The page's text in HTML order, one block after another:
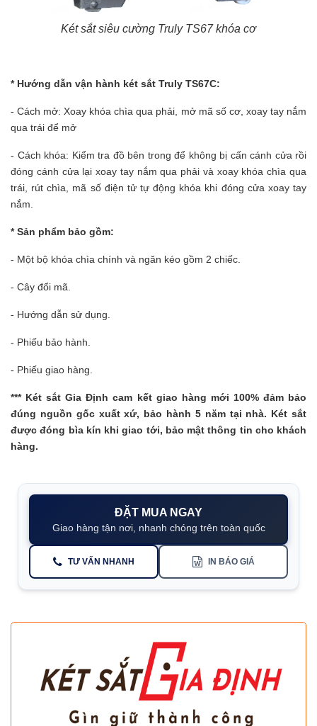
Két sắt siêu cường Truly TS67 khóa cơ
* Hướng dẫn vận hành két sắt Truly TS67C:
- Cách mở: Xoay khóa chìa qua phải, mở mã số cơ, xoay tay nắm
qua trái để mở
- Cách khóa: Kiểm tra đồ bên trong để không bị cấn cánh cửa rồi
đóng cánh cửa lại xoay tay nắm qua phải và xoay khóa chìa qua
trái, rút chìa, mã số điện tử tự động khóa khi đóng cửa xoay tay
nắm.
* Sản phẩm bảo gồm:
- Một bộ khóa chìa chính và ngăn kéo gồm 2 chiếc.
- Cây đổi mã.
- Hướng dẫn sử dụng.
- Phiếu bảo hành.
- Phiếu giao hàng.
*** Két sắt Gia Định cam kết giao hàng mới 100% đảm bảo
đúng nguồn gốc xuất xứ, bảo hành 5 năm tại nhà. Két sắt
được đóng bìa kín khi giao tới, bảo mật thông tin cho khách
hàng.
ĐẶT MUA NGAY
Giao hàng tận nơi, nhanh chóng trên toàn quốc
TƯ VẤN NHANH IN BÁO GIÁ